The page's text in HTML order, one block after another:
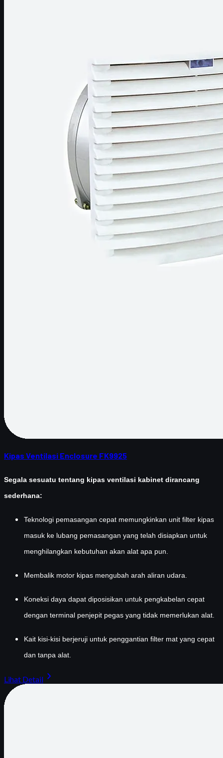
Kipas Ventilasi Enclosure FK9925
Segala sesuatu tentang kipas ventilasi kabinet dirancang
sederhana:
Teknologi pemasangan cepat memungkinkan unit filter kipas
masuk ke lubang pemasangan yang telah disiapkan untuk
menghilangkan kebutuhan akan alat apa pun.
Membalik motor kipas mengubah arah aliran udara.
Koneksi daya dapat diposisikan untuk pengkabelan cepat
dengan terminal penjepit pegas yang tidak memerlukan alat.
Kait kisi-kisi berjeruji untuk penggantian filter mat yang cepat
dan tanpa alat.
Lihat Detail chevron_right